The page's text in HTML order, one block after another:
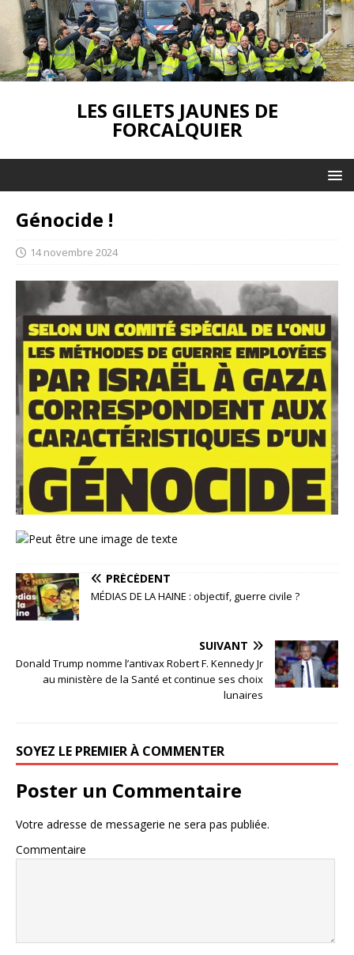
LES GILETS JAUNES DE
FORCALQUIER
Génocide !
14 novembre 2024
PRÉCÉDENT
MÉDIAS DE LA HAINE : objectif, guerre civile ?
SUIVANT
Donald Trump nomme l’antivax Robert F. Kennedy Jr
au ministère de la Santé et continue ses choix
lunaires
SOYEZ LE PREMIER À COMMENTER
Poster un Commentaire
Votre adresse de messagerie ne sera pas publiée.
Commentaire